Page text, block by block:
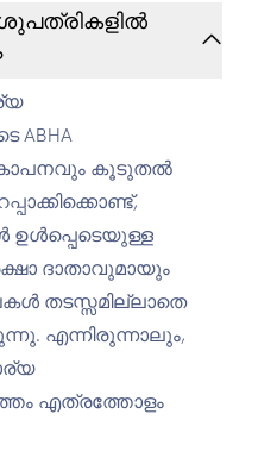
ABHA
കൂടുതൽ
ദാതാവുമായും
തടസ്സമില്ലാതെ
എന്നിരുന്നാലും,
എത്രത്തോളം